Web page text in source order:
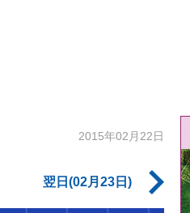
2015年02月22日
翌日(02月23日)